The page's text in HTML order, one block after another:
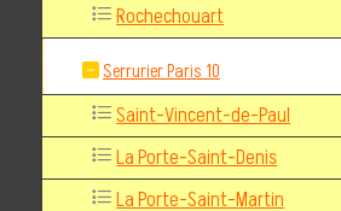
Rochechouart
Serrurier Paris 10
Saint-Vincent-de-Paul
La Porte-Saint-Denis
La Porte-Saint-Martin